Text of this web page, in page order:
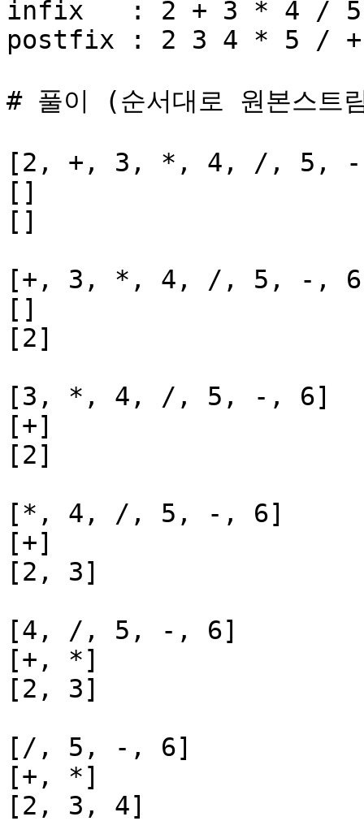
infix   : 2 + 3 * 4 /
postfix : 2 3 4 * 5 /
# 풀이 (순서대로 원본스트
[2, +, 3, *, 4, /, 5,
[]
[]
[+, 3, *, 4, /, 5, -,
[]
[2]
[3, *, 4, /, 5, -, 6]
[+]
[2]
[*, 4, /, 5, -, 6]
[+]
[2, 3]
[4, /, 5, -, 6]
[+, *]
[2, 3]
[/, 5, -, 6]
[+, *]
[2, 3, 4]